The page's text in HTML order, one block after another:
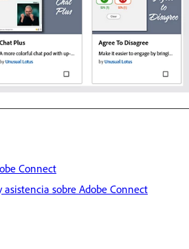
Connect
sobre Adobe Connect